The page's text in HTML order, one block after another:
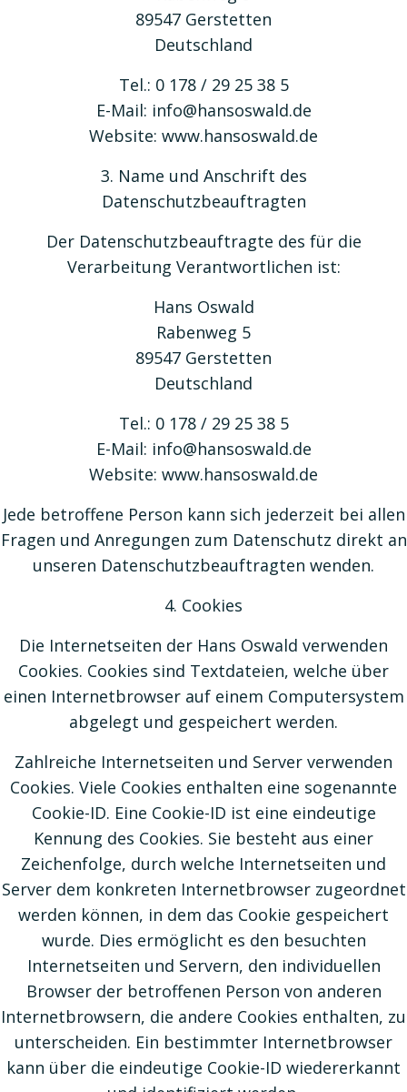
89547 Gerstetten
Deutschland
Tel.: 0 178 / 29 25 38 5
E-Mail: info@hansoswald.de
Website: www.hansoswald.de
3. Name und Anschrift des
Datenschutzbeauftragten
Der Datenschutzbeauftragte des für die
Verarbeitung Verantwortlichen ist:
Hans Oswald
Rabenweg 5
89547 Gerstetten
Deutschland
Tel.: 0 178 / 29 25 38 5
E-Mail: info@hansoswald.de
Website: www.hansoswald.de
Jede betroffene Person kann sich jederzeit bei allen
Fragen und Anregungen zum Datenschutz direkt an
unseren Datenschutzbeauftragten wenden.
4. Cookies
Die Internetseiten der Hans Oswald verwenden
Cookies. Cookies sind Textdateien, welche über
einen Internetbrowser auf einem Computersystem
abgelegt und gespeichert werden.
Zahlreiche Internetseiten und Server verwenden
Cookies. Viele Cookies enthalten eine sogenannte
Cookie-ID. Eine Cookie-ID ist eine eindeutige
Kennung des Cookies. Sie besteht aus einer
Zeichenfolge, durch welche Internetseiten und
Server dem konkreten Internetbrowser zugeordnet
werden können, in dem das Cookie gespeichert
wurde. Dies ermöglicht es den besuchten
Internetseiten und Servern, den individuellen
Browser der betroffenen Person von anderen
Internetbrowsern, die andere Cookies enthalten, zu
unterscheiden. Ein bestimmter Internetbrowser
kann über die eindeutige Cookie-ID wiedererkannt